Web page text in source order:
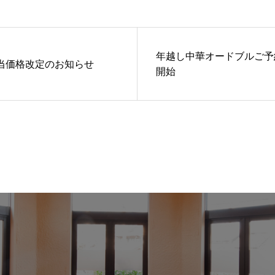
価格改定のお知らせ
年越し中華オードブルご
開始